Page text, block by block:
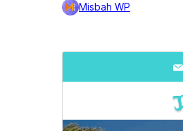
Misbah WP